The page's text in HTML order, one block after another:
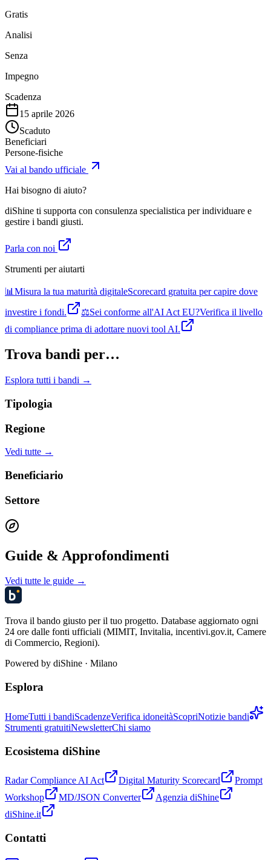
Gratis
Analisi
Senza
Impegno
Scadenza
15 aprile 2026
Scaduto
Beneficiari
Persone-fisiche
Vai al bando ufficiale
Hai bisogno di aiuto?
diShine ti supporta con consulenza specialistica per individuare e
gestire i bandi giusti.
Parla con noi
Strumenti per aiutarti
📊 Misura la tua maturità digitaleScorecard gratuita per capire dove
investire i fondi.
⚖️Sei conforme all'AI Act EU?Verifica il livello
di compliance prima di adottare nuovi tool AI.
Trova bandi per…
Esplora tutti i bandi →
Tipologia
Regione
Vedi tutte →
Beneficiario
Settore
Guide & Approfondimenti
Vedi tutte le guide →
Trova il bando giusto per il tuo progetto. Database aggiornato ogni
24 ore dalle fonti ufficiali (MIMIT, Invitalia, incentivi.gov.it, Camere
di Commercio, Regioni).
Powered by diShine · Milano
Esplora
HomeTutti i bandiScadenzeVerifica idoneitàScopriNotizie bandi
Strumenti gratuitiNewsletterChi siamo
Ecosistema diShine
Radar Compliance AI Act Digital Maturity Scorecard
Prompt
Workshop
MD/JSON Converter
Agenzia diShine
diShine.it
Contatti